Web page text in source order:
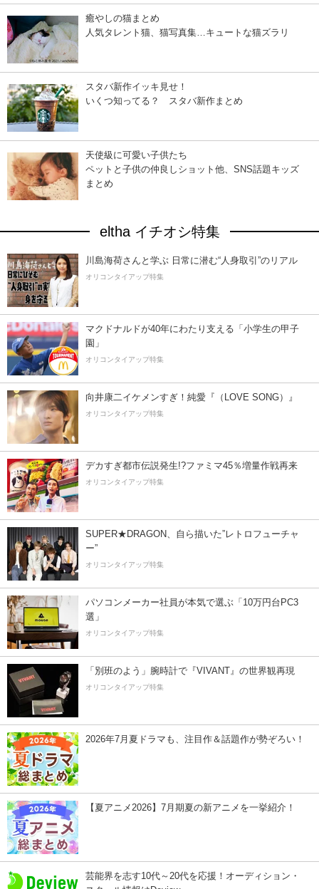
癒やしの猫まとめ
人気タレント猫、猫写真集…キュートな猫ズラリ
スタバ新作イッキ見せ！
いくつ知ってる？ スタバ新作まとめ
天使級に可愛い子供たち
ペットと子供の仲良しショット他、SNS話題キッズ
まとめ
eltha イチオシ特集
川島海荷さんと学ぶ 日常に潜む“人身取引”のリアル
オリコンタイアップ特集
マクドナルドが40年にわたり支える「小学生の甲子
園」
オリコンタイアップ特集
向井康二イケメンすぎ！純愛『（LOVE SONG）』
オリコンタイアップ特集
デカすぎ都市伝説発生!?ファミマ45％増量作戦再来
オリコンタイアップ特集
SUPER★DRAGON、自ら描いた”レトロフューチャ
ー”
オリコンタイアップ特集
パソコンメーカー社員が本気で選ぶ「10万円台PC3
選」
オリコンタイアップ特集
「別班のよう」腕時計で『VIVANT』の世界観再現
オリコンタイアップ特集
2026年7月夏ドラマも、注目作＆話題作が勢ぞろい！
【夏アニメ2026】7月期夏の新アニメを一挙紹介！
芸能界を志す10代～20代を応援！オーディション・